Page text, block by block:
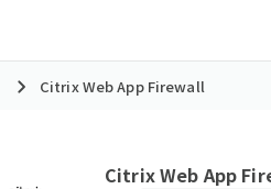
Citrix Web App Firewall
Citrix Web App